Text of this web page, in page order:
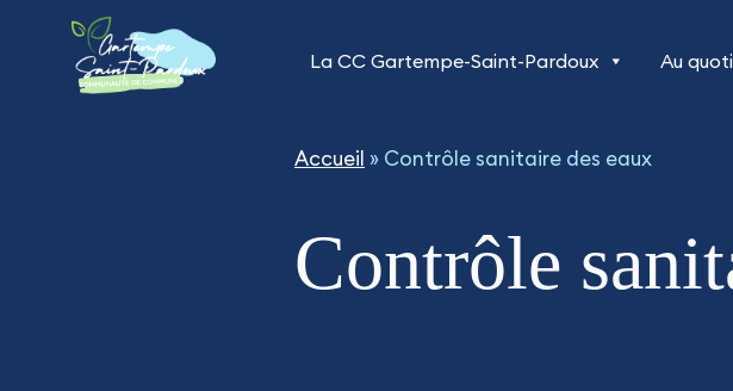
contenu
La CC Gartempe-Saint-Pardoux Au
Accueil » Contrôle sanitaire des eaux
Contrôle